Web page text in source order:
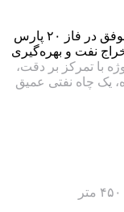
پروژه حفاری پارس حفار یکی از پروژه‌های موفق در فاز ۲۰ پارس
نفت و بهره‌گیری
با تمرکز بر دقت،
کاهش هزینه‌ها توانست در مدت ۶ ماه، یک چاه نفتی عمیق